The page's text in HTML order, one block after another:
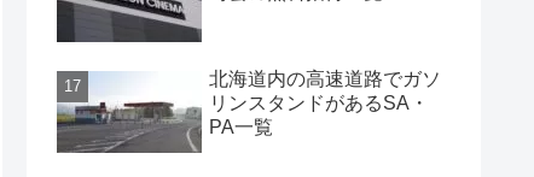
北海道内の高速道路でガソ
リンスタンドがあるSA・
PA一覧